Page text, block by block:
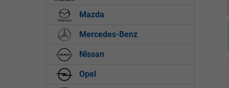
Mazda
Mercedes-Benz
Nissan
Opel